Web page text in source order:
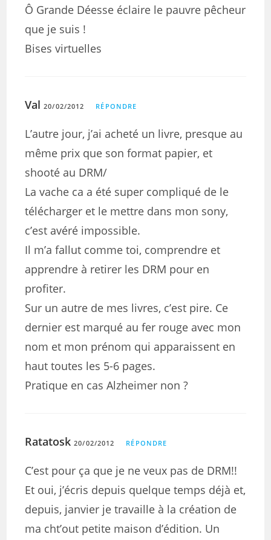
Ô Grande Déesse éclaire le pauvre pêcheur
que je suis !
Bises virtuelles
Val 20/02/2012 RÉPONDRE
L’autre jour, j’ai acheté un livre, presque au
même prix que son format papier, et
shooté au DRM/
La vache ca a été super compliqué de le
télécharger et le mettre dans mon sony,
c’est avéré impossible.
Il m’a fallut comme toi, comprendre et
apprendre à retirer les DRM pour en
profiter.
Sur un autre de mes livres, c’est pire. Ce
dernier est marqué au fer rouge avec mon
nom et mon prénom qui apparaissent en
haut toutes les 5-6 pages.
Pratique en cas Alzheimer non ?
Ratatosk 20/02/2012 RÉPONDRE
C’est pour ça que je ne veux pas de DRM!!
Et oui, j’écris depuis quelque temps déjà et,
depuis, janvier je travaille à la création de
ma cht’out petite maison d’édition. Un